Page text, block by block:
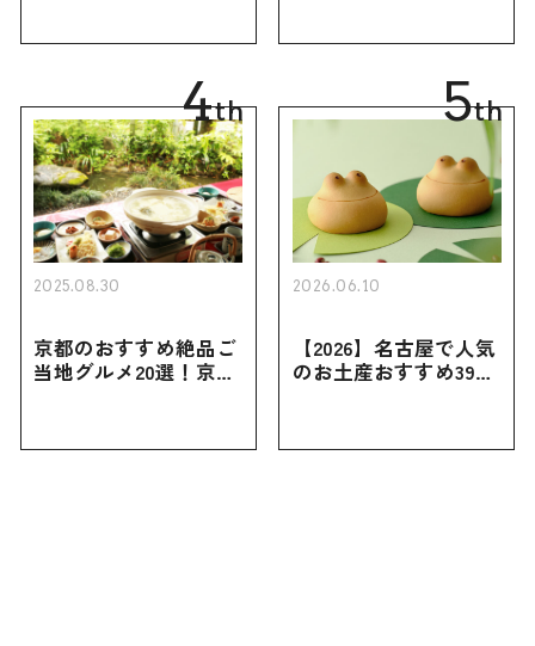
買えない限定品、女性
き用、女性向けまで幅
4th
2025.08.30
京都のおすすめ絶品ご
当地グルメ20選！京都
5th
2026.06.10
【2026】名古屋で人気
のお土産おすすめ39選
お土産・ばらまき用ま